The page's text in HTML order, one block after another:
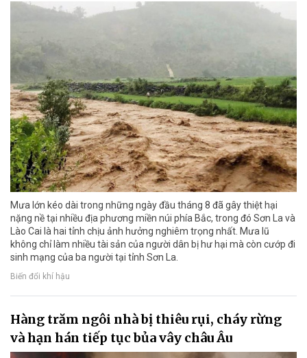
Mưa lớn kéo dài trong những ngày đầu tháng 8 đã gây thiệt hại
nặng nề tại nhiều địa phương miền núi phía Bắc, trong đó Sơn La và
Lào Cai là hai tỉnh chịu ảnh hưởng nghiêm trọng nhất. Mưa lũ
không chỉ làm nhiều tài sản của người dân bị hư hại mà còn cướp đi
sinh mạng của ba người tại tỉnh Sơn La.
Biến đổi khí hậu
Hàng trăm ngôi nhà bị thiêu rụi, cháy rừng
và hạn hán tiếp tục bủa vây châu Âu